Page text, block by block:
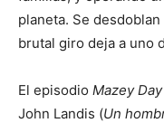
planeta. Se
brutal giro deja a uno
El episodio Mazey Day
John Landis (Un